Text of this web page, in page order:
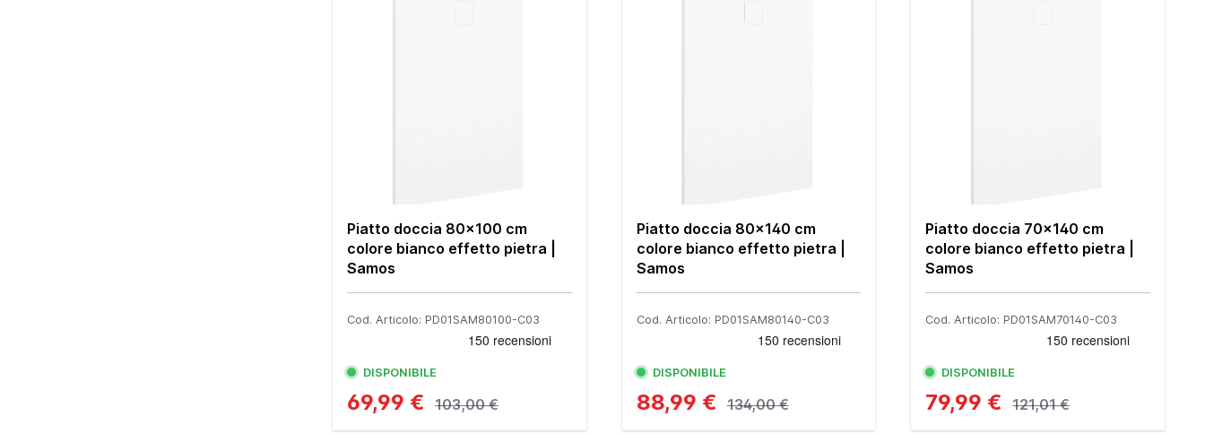
Piatto doccia 80x100 cm
colore bianco effetto pietra |
Samos
Cod. Articolo: PD01SAM80100-C03
DISPONIBILE
69,99 € 103,00 €
Piatto doccia 80x140 cm
colore bianco effetto pietra |
Samos
Cod. Articolo: PD01SAM80140-C03
DISPONIBILE
88,99 € 134,00 €
Piatto doccia 70x140 cm
colore bianco effetto pietra |
Samos
Cod. Articolo: PD01SAM70140-C03
DISPONIBILE
79,99 € 121,01 €